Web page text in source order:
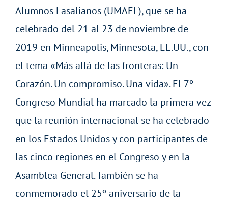
Alumnos Lasalianos (UMAEL), que se ha
celebrado del 21 al 23 de noviembre de
2019 en Minneapolis, Minnesota, EE.UU., con
el tema «Más allá de las fronteras: Un
Corazón. Un compromiso. Una vida». El 7º
Congreso Mundial ha marcado la primera vez
que la reunión internacional se ha celebrado
en los Estados Unidos y con participantes de
las cinco regiones en el Congreso y en la
Asamblea General. También se ha
conmemorado el 25º aniversario de la